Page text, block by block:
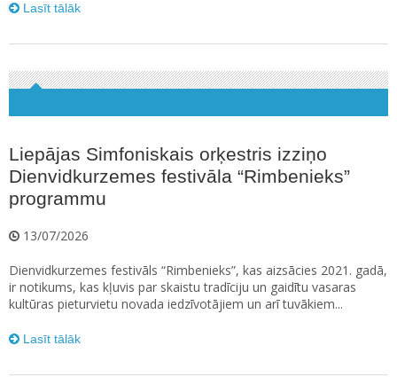
Lasīt tālāk
Liepājas Simfoniskais orķestris izziņo
Dienvidkurzemes festivāla “Rimbenieks”
programmu
13/07/2026
Dienvidkurzemes festivāls “Rimbenieks”, kas aizsācies 2021. gadā,
ir notikums, kas kļuvis par skaistu tradīciju un gaidītu vasaras
kultūras pieturvietu novada iedzīvotājiem un arī tuvākiem...
Lasīt tālāk